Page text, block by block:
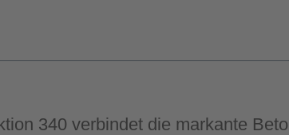
340 verbindet die markante